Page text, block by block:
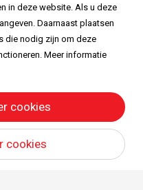
Vredo 2026.
in deze website. Als u deze
Daarnaast plaatsen
die nodig zijn om deze
Meer informatie
cookies
cookies